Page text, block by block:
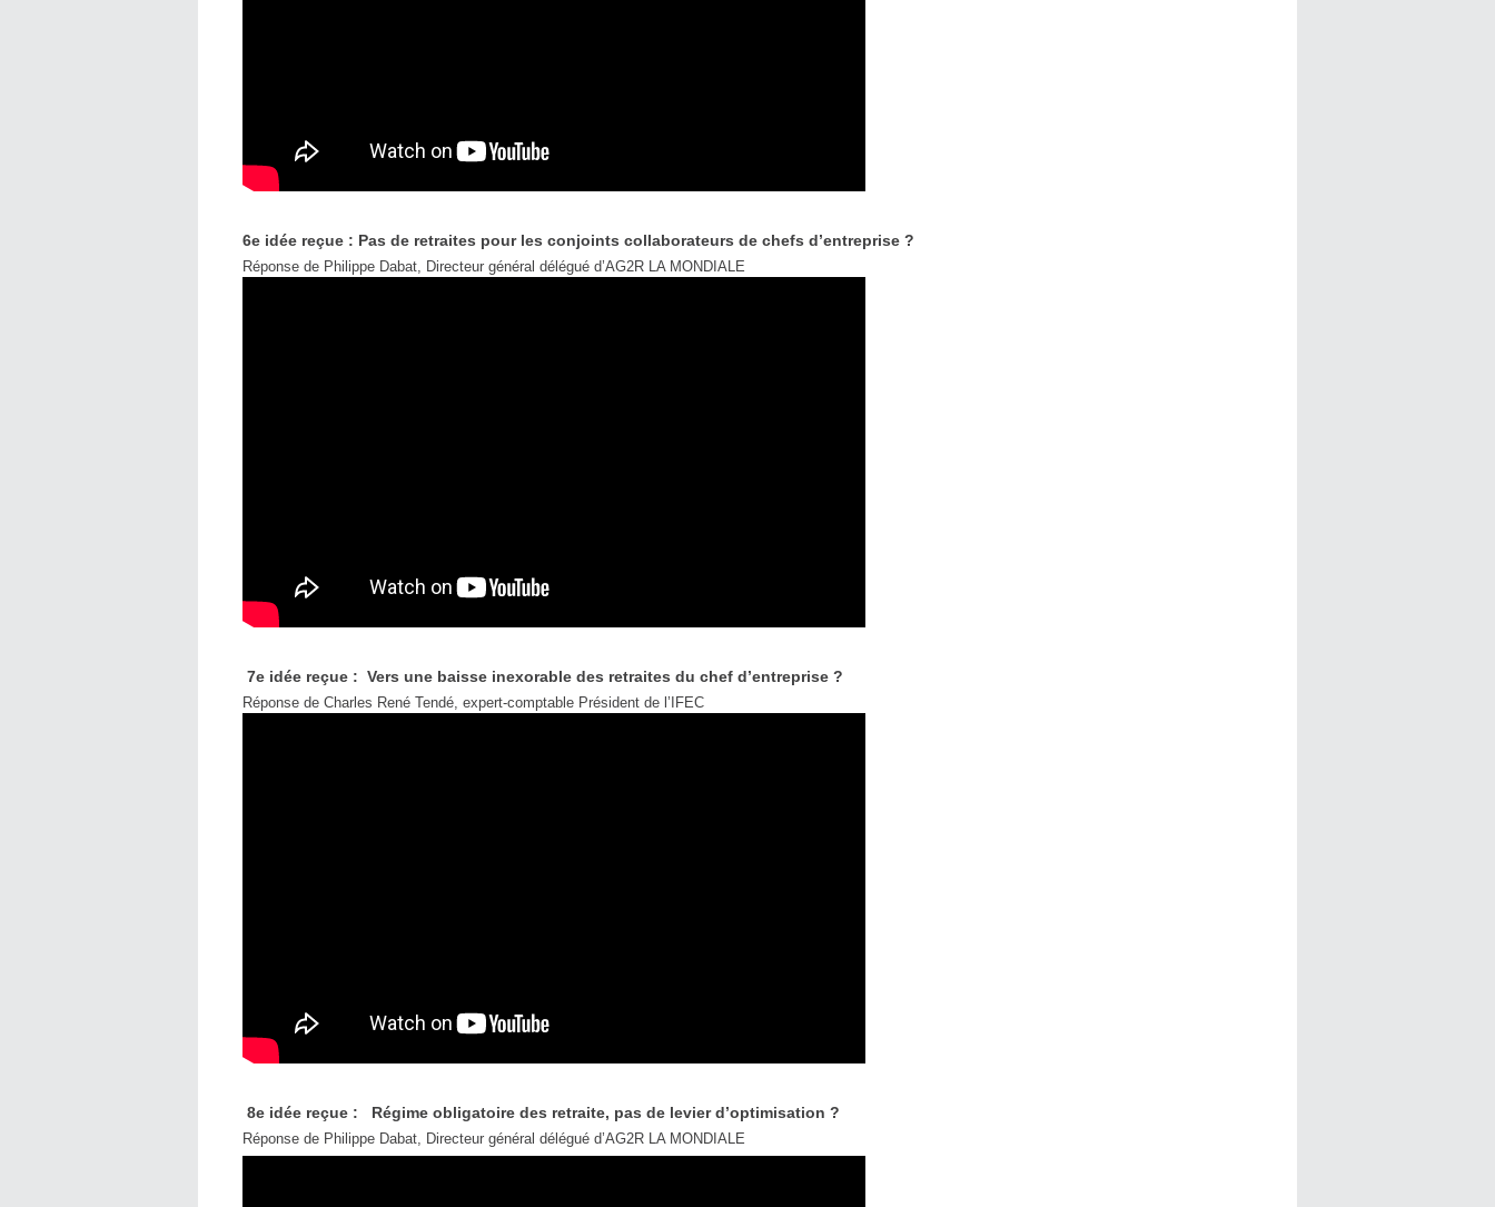
6e idée reçue : Pas de retraites pour les conjoints collaborateurs de chefs d’entreprise ?
Réponse de Philippe Dabat, Directeur général délégué d’AG2R LA MONDIALE
7e idée reçue : Vers une baisse inexorable des retraites du chef d’entreprise ?
Réponse de Charles René Tendé, expert-comptable Président de l’IFEC
8e idée reçue : Régime obligatoire des retraite, pas de levier d’optimisation ?
Réponse de Philippe Dabat, Directeur général délégué d’AG2R LA MONDIALE